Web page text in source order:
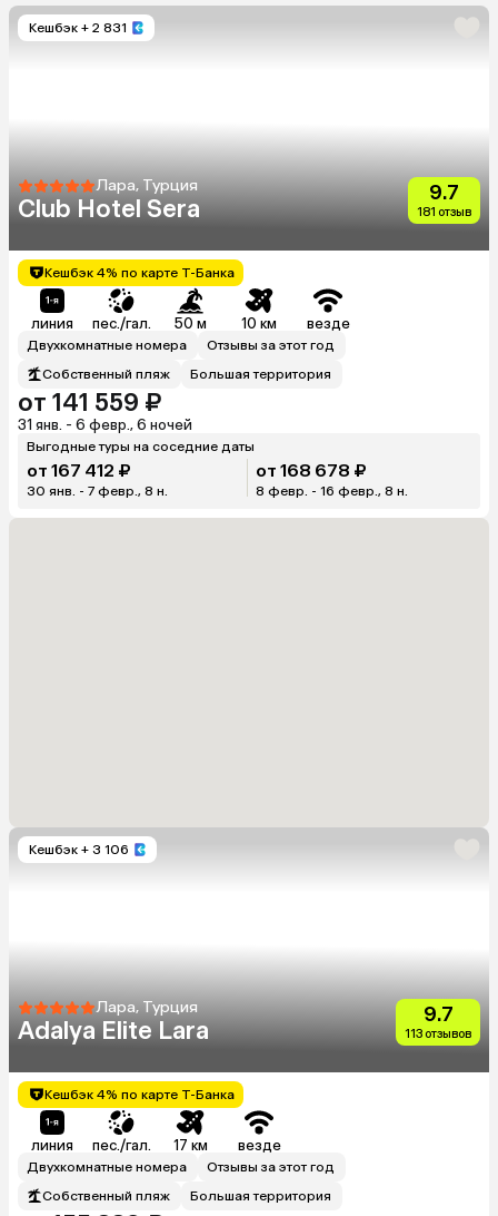
Кешбэк + 2 831
Лара, Турция
Club Hotel Sera
9.7
181 отзыв
Кешбэк 4% по карте Т-Банка
линия пес./гал. 50 м 10 км везде
Двухкомнатные номера
Отзывы за этот год
Собственный пляж
Большая территория
от 141 559 ₽
31 янв. - 6 февр., 6 ночей
Выгодные туры на соседние даты
от 167 412 ₽
30 янв. - 7 февр., 8 н.
от 168 678 ₽
8 февр. - 16 февр., 8 н.
Кешбэк + 3 106
Лара, Турция
Adalya Elite Lara
9.7
113 отзывов
Кешбэк 4% по карте Т-Банка
линия пес./гал. 17 км везде
Двухкомнатные номера
Отзывы за этот год
Собственный пляж
Большая территория